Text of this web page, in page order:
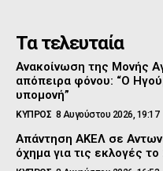
Τα τελευταία
Ανακοίνωση της Μονής
απόπειρα φόνου: “Ο
υπομονή”
ΚΥΠΡΟΣ 8 Αυγούστου 2026, 19:17
Απάντηση ΑΚΕΛ σε
όχημα για τις εκλογές